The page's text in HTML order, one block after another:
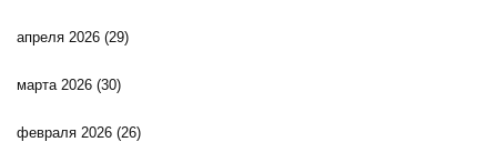
апреля 2026 (29)
марта 2026 (30)
февраля 2026 (26)